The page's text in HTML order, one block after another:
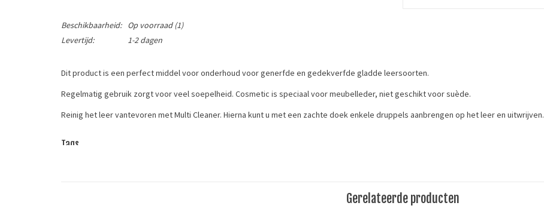
Beschikbaarheid: Op voorraad(1)
Levertijd:
1-2 dagen
Dit product is een perfect middel voor onderhoud voor generfde en gedekverfde gladde leersoorten.
Regelmatig gebruik zorgt voor veel soepelheid. Cosmetic is speciaal voor meubelleder, niet geschikt voor suède.
Reinig het leer vantevoren met Multi Cleaner. Hierna kunt u met een zachte doek enkele druppels aanbrengen op het leer en uitwrijven.
Tags
Gerelateerde producten